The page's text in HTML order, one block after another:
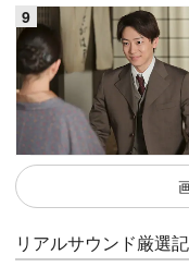
リアルサウンド厳選